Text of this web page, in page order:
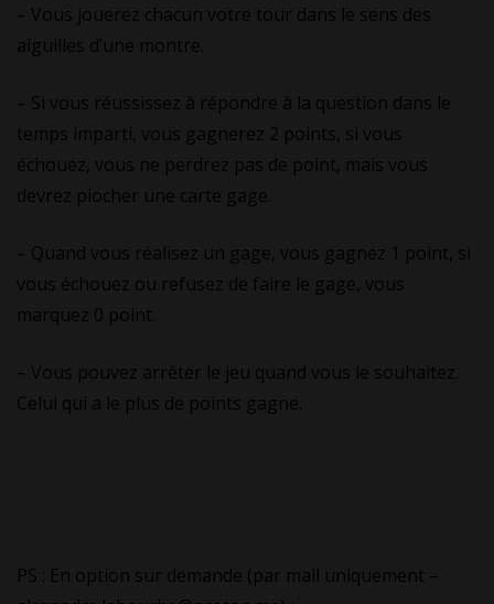
– Vous jouerez chacun votre tour dans le sens des
aiguilles d’une montre.
– Si vous réussissez à répondre à la question dans le
temps imparti, vous gagnerez 2 points, si vous
échouez, vous ne perdrez pas de point, mais vous
devrez piocher une carte gage.
– Quand vous réalisez un gage, vous gagnez 1 point, si
vous échouez ou refusez de faire le gage, vous
marquez 0 point.
– Vous pouvez arrêter le jeu quand vous le souhaitez.
Celui qui a le plus de points gagne.
PS : En option sur demande (par mail uniquement –